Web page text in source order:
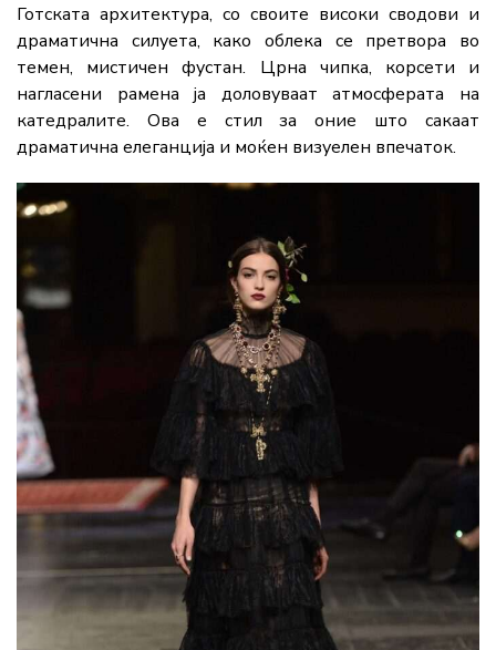
Готската архитектура, со своите високи сводови и
драматична силуета, како облека се претвора во
темен, мистичен фустан. Црна чипка, корсети и
нагласени рамена ја доловуваат атмосферата на
катедралите. Ова е стил за оние што сакаат
драматична елеганција и моќен визуелен впечаток.